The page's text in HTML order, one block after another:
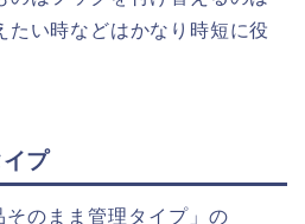
たい時などはかなり時短に役
プ